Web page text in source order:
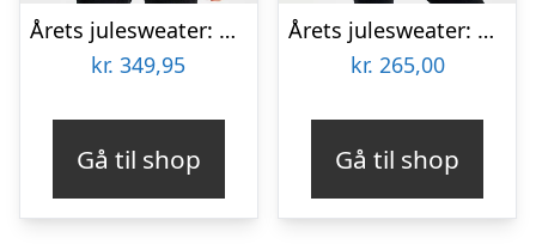
Årets julesweater: Santa Claus Is Coming To Town LED – herre / mænd. Ugly Christmas Sweater lavet i Danmark
kr. 349,95
Gå til shop
Årets julesweater: Cute Cookie Woman – Børn. Ugly Christmas Sweater lavet i Danmark
kr. 265,00
Gå til shop